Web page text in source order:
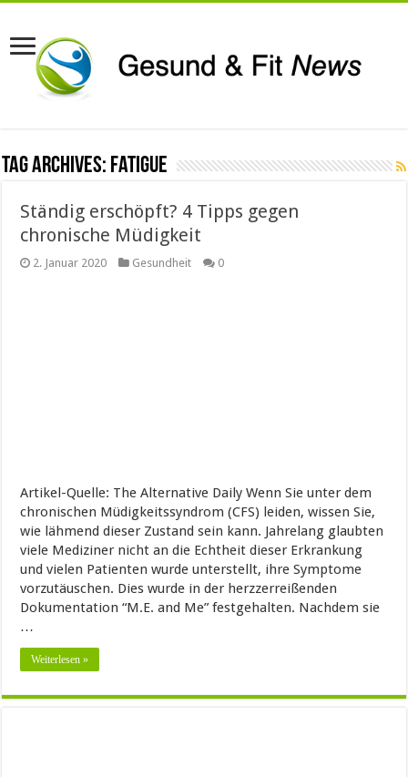
Tag Archives: Fatigue
Ständig erschöpft? 4 Tipps gegen
chronische Müdigkeit
2. Januar 2020 Gesundheit 0
Artikel-Quelle: The Alternative Daily Wenn Sie unter dem
chronischen Müdigkeitssyndrom (CFS) leiden, wissen Sie,
wie lähmend dieser Zustand sein kann. Jahrelang glaubten
viele Mediziner nicht an die Echtheit dieser Erkrankung
und vielen Patienten wurde unterstellt, ihre Symptome
vorzutäuschen. Dies wurde in der herzzerreißenden
Dokumentation “M.E. and Me” festgehalten. Nachdem sie
…
Weiterlesen »